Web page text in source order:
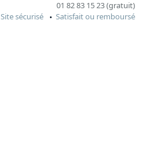
01 82 83 15 23 (gratuit)
Site sécurisé
Satisfait ou remboursé